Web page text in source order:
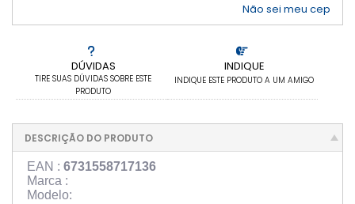
DÚVIDAS
TIRE SUAS DÚVIDAS SOBRE ESTE
PRODUTO
INDIQUE
INDIQUE ESTE PRODUTO A UM AMIGO
Não sei meu cep
DESCRIÇÃO DO PRODUTO
EAN : 6731558717136
Marca :
Modelo: